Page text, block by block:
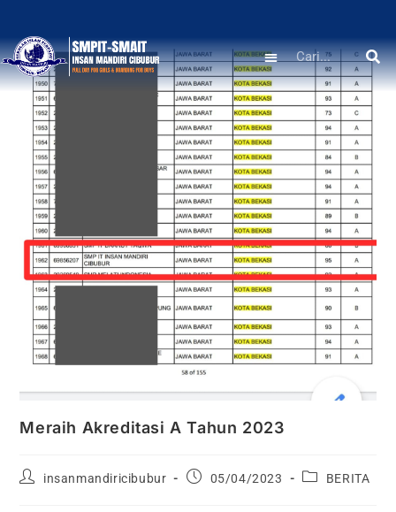
Meraih Akreditasi A Tahun 2023
insanmandiricibubur 05/04/2023 BERITA